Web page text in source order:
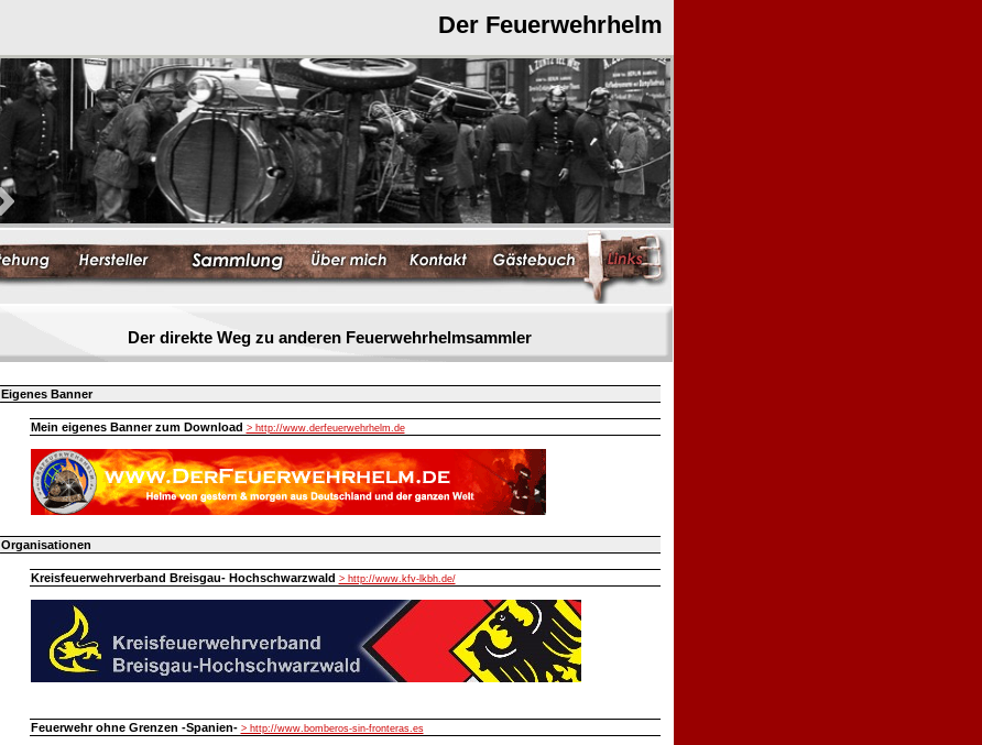
Der Feuerwehrhelm
Der direkte Weg zu anderen Feuerwehrhelmsammler
Eigenes Banner
Mein eigenes Banner zum Download > http://www.derfeuerwehrhelm.de
Organisationen
Kreisfeuerwehrverband Breisgau- Hochschwarzwald > http://www.kfv-lkbh.de/
Feuerwehr ohne Grenzen -Spanien- > http://www.bomberos-sin-fronteras.es